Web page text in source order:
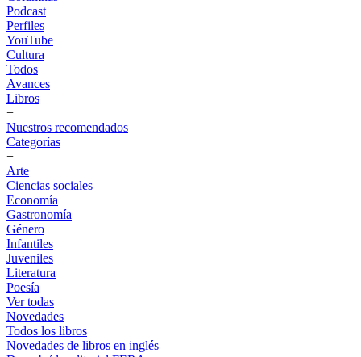
Podcast
Perfiles
YouTube
Cultura
Todos
Avances
Libros
+
Nuestros recomendados
Categorías
+
Arte
Ciencias sociales
Economía
Gastronomía
Género
Infantiles
Juveniles
Literatura
Poesía
Ver todas
Novedades
Todos los libros
Novedades de libros en inglés